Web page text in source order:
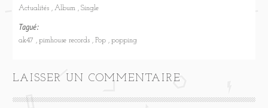
Actualités Album Single
Tagué:
ak47 pimhouse records Pop popping
LAISSER UN COMMENTAIRE